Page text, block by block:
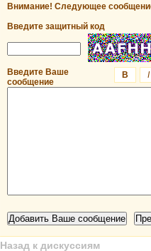
Внимание! Следующее
Введите защитный код
I
B
Введите Ваше
сообщение
Назад к дискуссиям